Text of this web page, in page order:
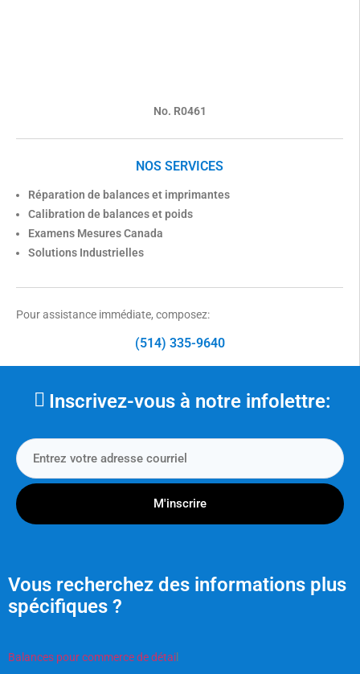
No. R0461
NOS SERVICES
Réparation de balances et imprimantes
Calibration de balances et poids
Examens Mesures Canada
Solutions Industrielles
Pour assistance immédiate, composez:
(514) 335-9640
Inscrivez-vous à notre infolettre:
M'inscrire
Vous recherchez des informations plus
spécifiques ?
Balances pour commerce de détail